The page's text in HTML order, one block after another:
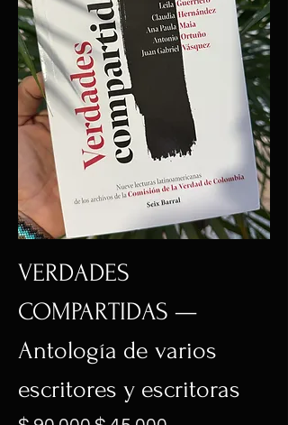
VERDADES
COMPARTIDAS —
Antología de varios
escritores y escritoras